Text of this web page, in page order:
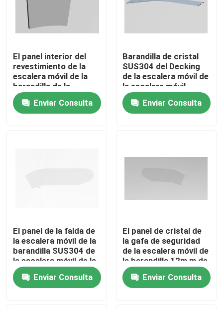
Hogar
productos
Sobre nosotros
Tour por la fábrica
Solicitar presupuesto
Modernización de la escalera móvil
El panel interior del
revestimiento de la
escalera móvil de la
barandilla de la
barandilla exterior de
la rayita T 2Enviar Consulta
Barandilla de cristal
SUS304 del Decking
de la escalera móvil de
la escalera móvil
externa de los
recambios T 2
Enviar Consulta
El panel de la falda de
la escalera móvil de la
barandilla SUS304 de
la escalera móvil de la
gafa de seguridad T
10m mEnviar Consulta
El panel de cristal de
la gafa de seguridad
de la escalera móvil de
la barandilla 12m m de
la escalera móvil del
SUS 430Enviar Consulta